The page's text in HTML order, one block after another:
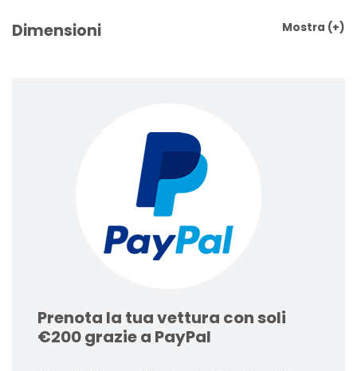
Dimensioni Mostra (+)
Prenota la tua vettura con soli
€200 grazie a PayPal